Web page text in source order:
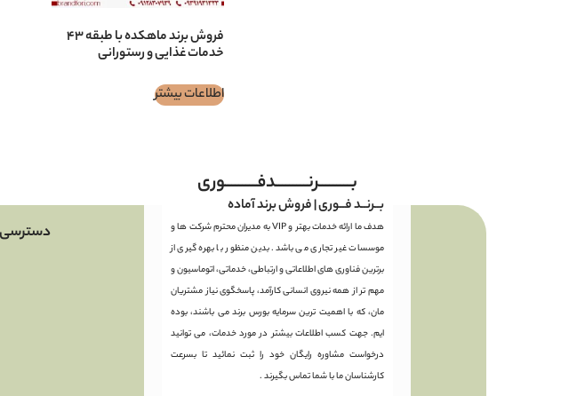
فروش برند ماهكده با طبقه ۴۳
خدمات غذایی و رستورانی
اطلاعات بیشتر
بـــــــــرنـــــــــدفـــــــــوری
بــرنــد فــوری | فروش برند آماده
هدف ما ارائه خدمات بهتر و VIP به مدیران محترم شرکت ها و
موسسات غیر تجاری می باشد. بدین منظور با بهره گیری از
برترین فناوری های اطلاعاتی و ارتباطی، خدماتی، اتوماسیون و
مهم تر از همه نیروی انسانی کارآمد، پاسخگوی نیاز مشتریان
مان، که با اهمیت ترین سرمایه بورس برند می باشند، بوده
ایم. جهت کسب اطلاعات بیشتر در مورد خدمات، می توانید
درخواست مشاوره رایگان خود را ثبت نمائید تا بسرعت
کارشناسان ما با شما تماس بگیرند .